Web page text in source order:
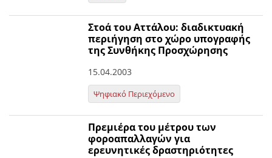
Στοά του Αττάλου: διαδικτυακή
περιήγηση στο χώρο υπογραφής
της Συνθήκης Προσχώρησης
15.04.2003
Ψηφιακό Περιεχόμενο
Πρεμιέρα του μέτρου των
φοροαπαλλαγών για
ερευνητικές δραστηριότητες